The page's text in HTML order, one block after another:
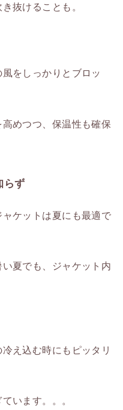
抜けることも。
をしっかりとブロッ
めつつ、保温性も確保
らず
ケットは夏にも最適で
夏でも、ジャケット内
え込む時にもピッタリ
います。。。